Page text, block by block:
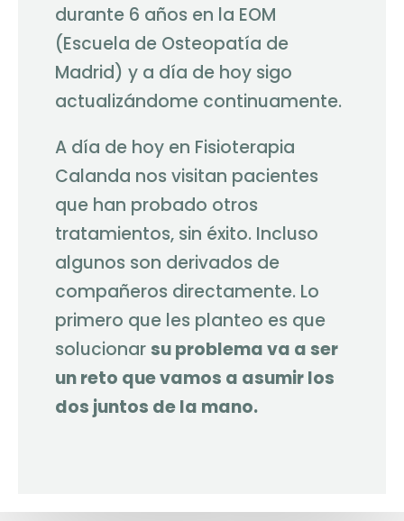
durante 6 años en la EOM
(Escuela de Osteopatía de
Madrid) y a día de hoy sigo
actualizándome continuamente.
A día de hoy en Fisioterapia
Calanda nos visitan pacientes
que han probado otros
tratamientos, sin éxito. Incluso
algunos son derivados de
compañeros directamente. Lo
primero que les planteo es que
solucionarsu problema va a ser
un reto que vamos a asumir los
dos juntos de la mano.